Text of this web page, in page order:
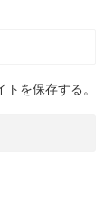
を保存する。